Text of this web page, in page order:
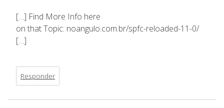
[…] Find More Info here
on that Topic: noangulo.com.br/spfc-reloaded-11-0/
[…]
Responder